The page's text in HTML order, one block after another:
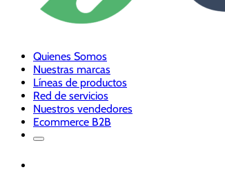
Quienes Somos
Nuestras marcas
Líneas de productos
Red de servicios
Nuestros vendedores
Ecommerce B2B